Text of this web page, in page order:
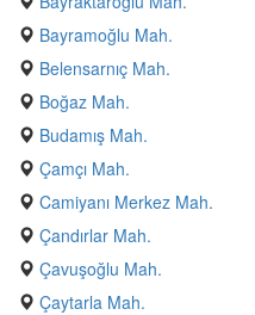
Bayramoğlu Mah.
Belensarnıç Mah.
Boğaz Mah.
Budamış Mah.
Çamçı Mah.
Camiyanı Merkez Mah.
Çandırlar Mah.
Çavuşoğlu Mah.
Çaytarla Mah.